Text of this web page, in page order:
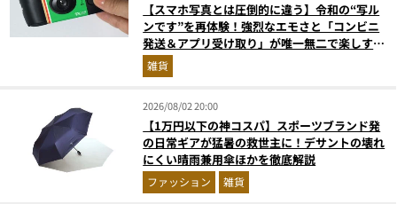
【スマホ写真とは圧倒的に違う】令和の“写ル
ンです”を再体験！強烈なエモさと「コンビニ
発送＆アプリ受け取り」が唯一無二で楽しすぎ
た雑貨
2026/08/02 20:00
【1万円以下の神コスパ】スポーツブランド発
の日常ギアが猛暑の救世主に！デサントの壊れ
にくい晴雨兼用傘ほかを徹底解説
ファッション 雑貨